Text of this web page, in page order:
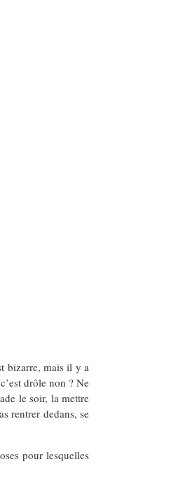
bizarre, mais il y a
drôle non ? Ne
le soir, la mettre
rentrer dedans, se
pour lesquelles